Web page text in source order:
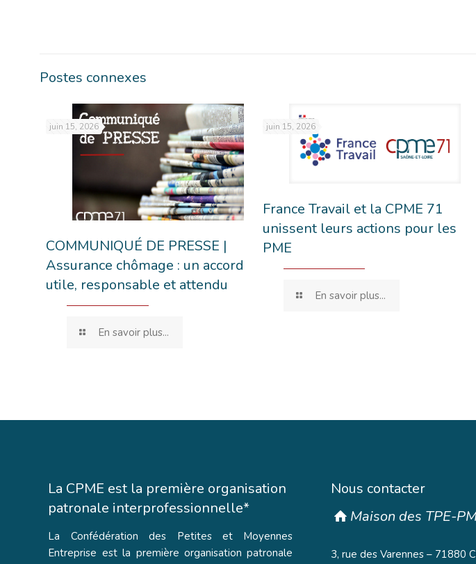
Postes connexes
juin 15, 2026
COMMUNIQUÉ DE PRESSE |
Assurance chômage : un accord
utile, responsable et attendu
En savoir plus...
juin 15, 2026
France Travail et la CPME 71
unissent leurs actions pour les
PME
En savoir plus...
La CPME est la première organisation
patronale interprofessionnelle*
La Confédération des Petites et Moyennes
Entreprise est la première organisation patronale
Nous contacter
Maison des TPE-
3, rue des Varennes – 71880